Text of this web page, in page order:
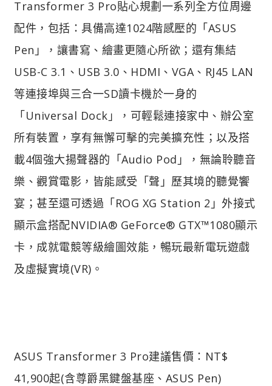
Transformer 3 Pro貼心規劃一系列全方位周邊
配件，包括：具備高達1024階感壓的「ASUS
Pen」，讓書寫、繪畫更隨心所欲；還有集結
USB-C 3.1、USB 3.0、HDMI、VGA、RJ45 LAN
等連接埠與三合一SD讀卡機於一身的
「Universal Dock」，可輕鬆連接家中、辦公室
所有裝置，享有無懈可擊的完美擴充性；以及搭
載4個強大揚聲器的「Audio Pod」，無論聆聽音
樂、觀賞電影，皆能感受「聲」歷其境的聽覺饗
宴；甚至還可透過「ROG XG Station 2」外接式
顯示盒搭配NVIDIA® GeForce® GTX™1080顯示
卡，成就電競等級繪圖效能，暢玩最新電玩遊戲
及虛擬實境(VR)。
ASUS Transformer 3 Pro建議售價：NT$
41,900起(含尊爵黑鍵盤基座、ASUS Pen)